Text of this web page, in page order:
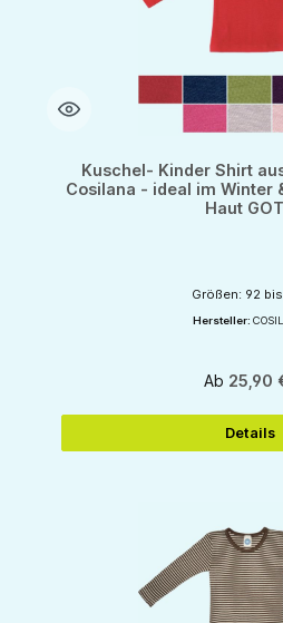
Kuschel- Kinder Shirt
Cosilana - ideal im Winter
Haut
Größen: 92
Hersteller:
Ab 25,90
Details